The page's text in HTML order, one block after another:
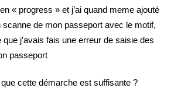
« progress » et j’ai quand meme ajouté
scanne de mon passeport avec le motif,
que j’avais fais une erreur de saisie des
passeport
cette démarche est suffisante ?